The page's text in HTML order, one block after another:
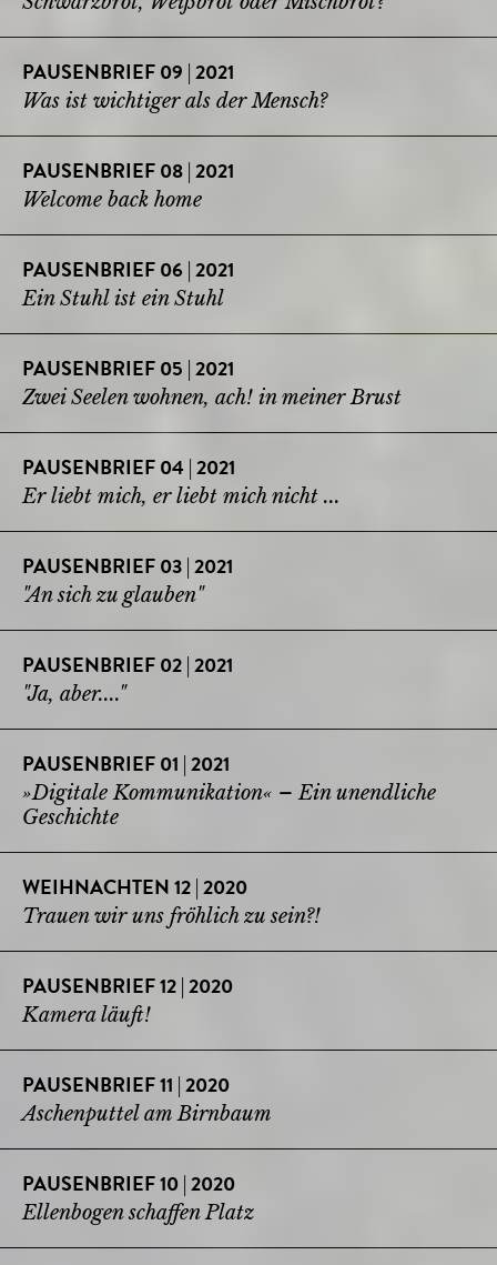
PAUSENBRIEF 09 | 2021
Was ist wichtiger als der Mensch?
PAUSENBRIEF 08 | 2021
Welcome back home
PAUSENBRIEF 06 | 2021
Ein Stuhl ist ein Stuhl
PAUSENBRIEF 05 | 2021
Zwei Seelen wohnen, ach! in meiner Brust
PAUSENBRIEF 04 | 2021
Er liebt mich, er liebt mich nicht ...
PAUSENBRIEF 03 | 2021
"An sich zu glauben"
PAUSENBRIEF 02 | 2021
"Ja, aber...."
PAUSENBRIEF 01 | 2021
»Digitale Kommunikation« – Ein unendliche
Geschichte
WEIHNACHTEN 12 | 2020
Trauen wir uns fröhlich zu sein?!
PAUSENBRIEF 12 | 2020
Kamera läuft!
PAUSENBRIEF 11 | 2020
Aschenputtel am Birnbaum
PAUSENBRIEF 10 | 2020
Ellenbogen schaffen Platz